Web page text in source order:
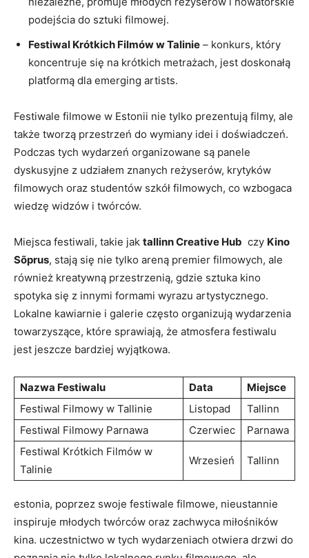
podejścia do ‍sztuki filmowej.
Festiwal Krótkich ⁣Filmów w Talinie – konkurs, który
koncentruje się na​ krótkich metrażach, jest doskonałą
platformą dla emerging artists.
Festiwale filmowe w Estonii⁤ nie tylko prezentują filmy, ale​
także tworzą przestrzeń do wymiany idei i doświadczeń.
Podczas tych wydarzeń organizowane są panele
dyskusyjne z udziałem znanych reżyserów, krytyków​
filmowych oraz studentów szkół ‍filmowych,​ co⁣ wzbogaca
wiedzę widzów i twórców.
Miejsca festiwali, takie jak tallinn Creative Hub ⁢ czy Kino
Sõprus, ​stają się nie tylko areną premier filmowych, ale
również kreatywną przestrzenią, gdzie sztuka⁤ kino
spotyka się z ⁣innymi formami wyrazu artystycznego. ​
Lokalne kawiarnie i ‌galerie często organizują wydarzenia
towarzyszące,​ które sprawiają, że atmosfera festiwalu
jest jeszcze bardziej wyjątkowa.
Nazwa⁤ Festiwalu Data
Miejsce
Festiwal Filmowy w Tallinie
Listopad
Tallinn
Festiwal Filmowy Parnawa
Czerwiec
Parnawa
Festiwal Krótkich Filmów w
Talinie
Wrzesień Tallinn
estonia, poprzez swoje festiwale​ filmowe, nieustannie
inspiruje młodych twórców oraz zachwyca miłośników
kina. uczestnictwo w tych ‌wydarzeniach otwiera drzwi do